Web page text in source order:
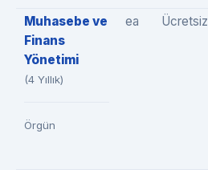
Muhasebe ve
Finans
Yönetimi
(4 Yıllık)
Örgün
ea Ücretsiz